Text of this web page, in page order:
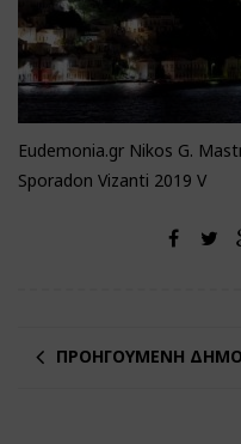
Eudemonia.gr Nikos G.
Sporadon Vizanti 2019 V
ΠΡΟΗΓΟΎΜΕΝΗ